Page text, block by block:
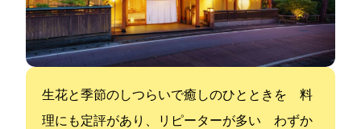
生花と季節のしつらいで癒しのひとときを 料
理にも定評があり、リピーターが多い わずか12